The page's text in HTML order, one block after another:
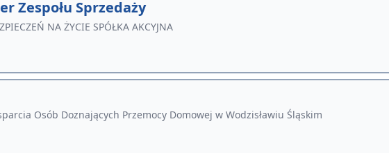
Zespołu Sprzedaży
NA ŻYCIE SPÓŁKA AKCYJNA
Osób Doznających Przemocy Domowej w Wodzisławiu Śląskim